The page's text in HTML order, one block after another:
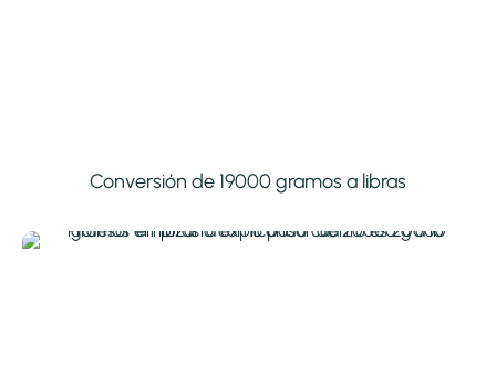
Conversión de 19000 gramos a libras